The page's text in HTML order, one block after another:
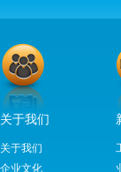
关于我们
关于我们
企业文化